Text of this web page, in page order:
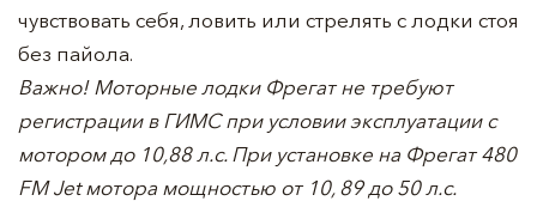
чувствовать себя, ловить или стрелять с лодки стоя
без пайола.
Важно! Моторные лодки Фрегат не требуют
регистрации в ГИМС при условии эксплуатации с
мотором до 10,88 л.с. При установке на Фрегат 480
FM Jet мотора мощностью от 10, 89 до 50 л.с.